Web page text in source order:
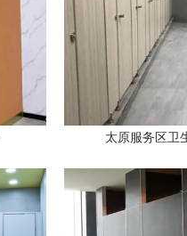
太原服务区卫